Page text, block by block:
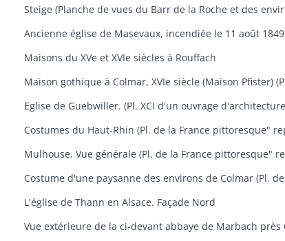
Ancienne église de Masevaux, incendiée le 11 août 1849
Maisons du XVe et XVIe siècles à Rouffach
L'église de Thann en Alsace. Façade Nord